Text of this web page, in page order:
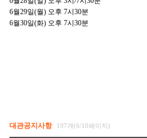
6월29일(월) 오후 7시 30분
6월30일(화) 오후 7시 30분
대관공지사항 197개(6/10페이지)